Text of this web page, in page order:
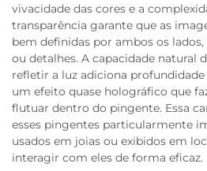
vivacidade das cores e a
transparência garante que as
bem definidas por ambos os
ou detalhes. A capacidade natural
refletir a luz adiciona profundidade
um efeito quase holográfico que
flutuar dentro do pingente. Essa
esses pingentes particularmente
usados em joias ou exibidos em
interagir com eles de forma eficaz.